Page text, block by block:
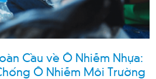
Cầu về Ô Nhiễm Nhựa:
Ô Nhiễm Môi Trường